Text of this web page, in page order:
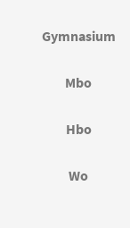
Gymnasium
Mbo
Hbo
Wo